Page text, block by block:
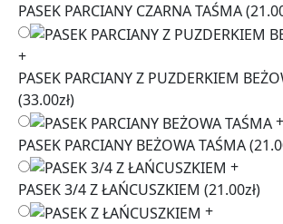
PASEK PARCIANY CZARNA TAŚMA
+
PASEK PARCIANY Z PUZDERKIEM
(33.00zł)
+
PASEK PARCIANY BEŻOWA TAŚMA
+
PASEK 3/4 Z ŁAŃCUSZKIEM (21.00zł)
+